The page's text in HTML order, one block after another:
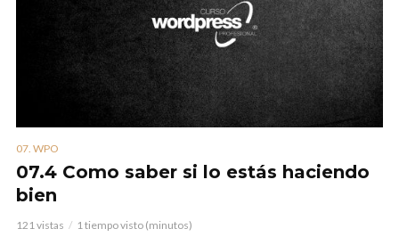
07. WPO
07.4 Como saber si lo estás haciendo
bien
121 vistas 1 tiempo visto (minutos)